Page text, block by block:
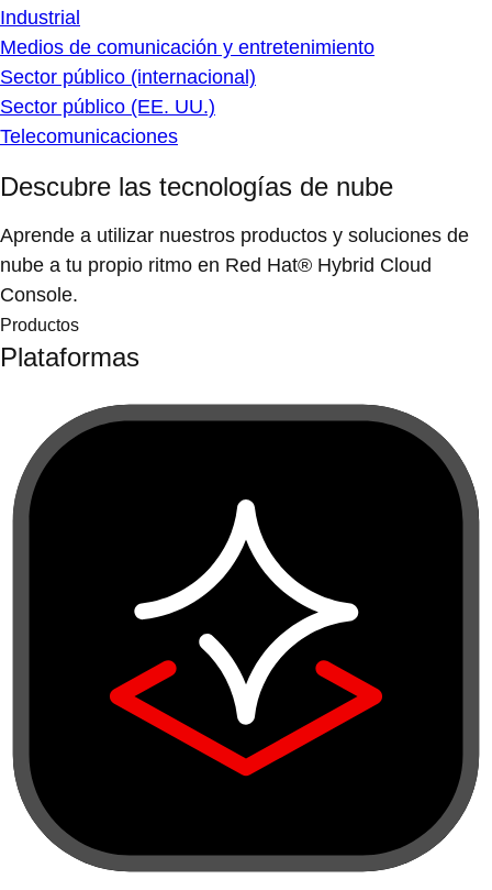
Industrial
Medios de comunicación y entretenimiento
Sector público (internacional)
Sector público (EE. UU.)
Telecomunicaciones
Descubre las tecnologías de nube
Aprende a utilizar nuestros productos y soluciones de
nube a tu propio ritmo en Red Hat® Hybrid Cloud
Console.
Productos
Plataformas